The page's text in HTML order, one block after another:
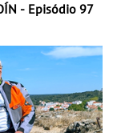
- Episódio 97